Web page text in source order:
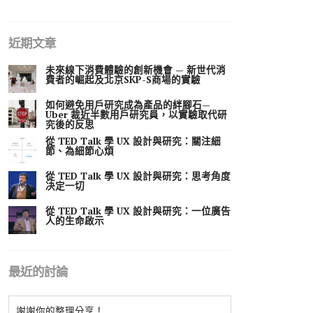
近期文章
未來線下消費體驗的創新機會 — 新世代消
費者的崛起及北京SKP-S商場的實驗
如何避免用戶研究成為產品的絆腳石—
Uber 裁近半數用戶研究員，以實驗取代研
究後的反思
從 TED Talk 學 UX 設計與研究：關注細
節、為細節心煩
從 TED Talk 學 UX 設計與研究：思考角度
决定一切
從 TED Talk 學 UX 設計與研究：一位廣告
人的生命啟示
最近的討論